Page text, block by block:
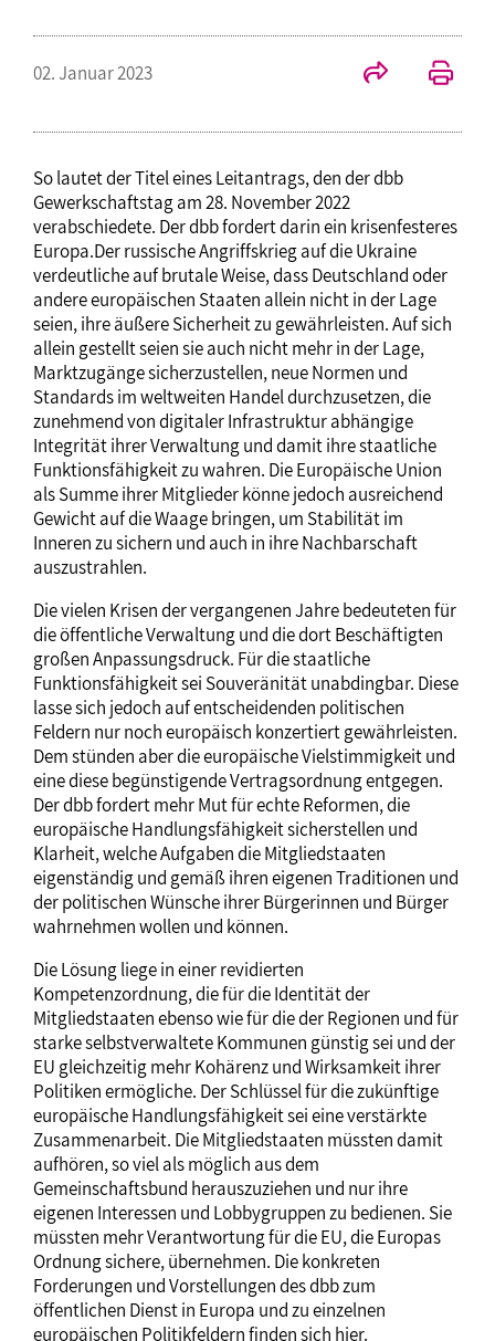
02. Januar 2023
So lautet der Titel eines Leitantrags, den der dbb
Gewerkschaftstag am 28. November 2022
verabschiedete. Der dbb fordert darin ein krisenfesteres
Europa.Der russische Angriffskrieg auf die Ukraine
verdeutliche auf brutale Weise, dass Deutschland oder
andere europäischen Staaten allein nicht in der Lage
seien, ihre äußere Sicherheit zu gewährleisten. Auf sich
allein gestellt seien sie auch nicht mehr in der Lage,
Marktzugänge sicherzustellen, neue Normen und
Standards im weltweiten Handel durchzusetzen, die
zunehmend von digitaler Infrastruktur abhängige
Integrität ihrer Verwaltung und damit ihre staatliche
Funktionsfähigkeit zu wahren. Die Europäische Union
als Summe ihrer Mitglieder könne jedoch ausreichend
Gewicht auf die Waage bringen, um Stabilität im
Inneren zu sichern und auch in ihre Nachbarschaft
auszustrahlen.
Die vielen Krisen der vergangenen Jahre bedeuteten für
die öffentliche Verwaltung und die dort Beschäftigten
großen Anpassungsdruck. Für die staatliche
Funktionsfähigkeit sei Souveränität unabdingbar. Diese
lasse sich jedoch auf entscheidenden politischen
Feldern nur noch europäisch konzertiert gewährleisten.
Dem stünden aber die europäische Vielstimmigkeit und
eine diese begünstigende Vertragsordnung entgegen.
Der dbb fordert mehr Mut für echte Reformen, die
europäische Handlungsfähigkeit sicherstellen und
Klarheit, welche Aufgaben die Mitgliedstaaten
eigenständig und gemäß ihren eigenen Traditionen und
der politischen Wünsche ihrer Bürgerinnen und Bürger
wahrnehmen wollen und können.
Die Lösung liege in einer revidierten
Kompetenzordnung, die für die Identität der
Mitgliedstaaten ebenso wie für die der Regionen und für
starke selbstverwaltete Kommunen günstig sei und der
EU gleichzeitig mehr Kohärenz und Wirksamkeit ihrer
Politiken ermögliche. Der Schlüssel für die zukünftige
europäische Handlungsfähigkeit sei eine verstärkte
Zusammenarbeit. Die Mitgliedstaaten müssten damit
aufhören, so viel als möglich aus dem
Gemeinschaftsbund herauszuziehen und nur ihre
eigenen Interessen und Lobbygruppen zu bedienen. Sie
müssten mehr Verantwortung für die EU, die Europas
Ordnung sichere, übernehmen. Die konkreten
Forderungen und Vorstellungen des dbb zum
öffentlichen Dienst in Europa und zu einzelnen
europäischen Politikfeldern finden sich hier.